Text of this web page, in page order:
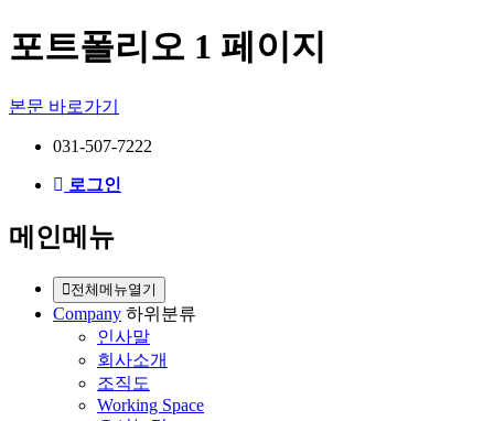
포트폴리오 1 페이지
본문 바로가기
031-507-7222
로그인
메인메뉴
전체메뉴열기
Company 하위분류
인사말
회사소개
조직도
Working Space